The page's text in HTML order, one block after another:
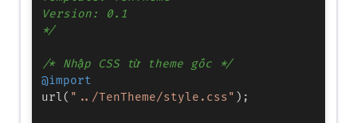
Version: 0.1
*/
/* Nhập CSS từ theme gốc */
@import
url( "../TenTheme/style.css" );